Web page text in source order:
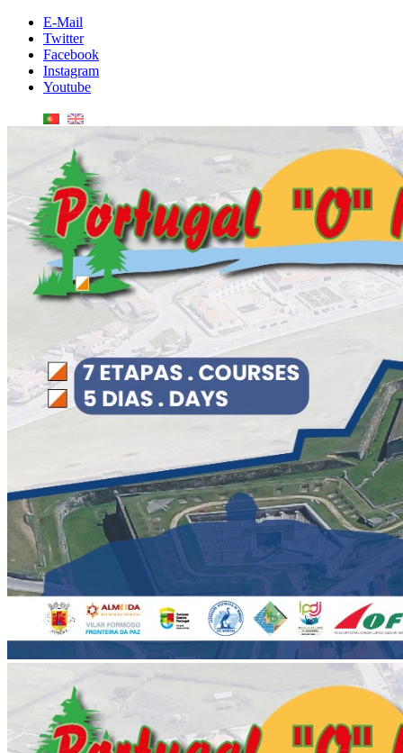
E-Mail
Twitter
Facebook
Instagram
Youtube